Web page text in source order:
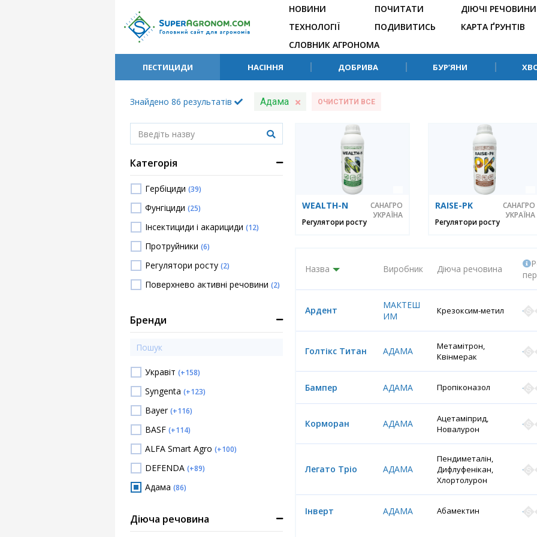
НОВИНИ
ТЕХНОЛОГІЇ
ПОЧИТАТИ
ПОДИВИТИСЬ
ДІЮЧІ РЕЧОВИНИ
КАРТА ҐРУНТІВ
СЛОВНИК АГРОНОМА
ПЕСТИЦИДИ НАСІННЯ ДОБРИВА БУР’ЯНИ
Знайдено 86 результатів Адама ОЧИСТИТИ ВСЕ
Категорія
Гербіциди (39)
Фунгіциди (25)
Інсектициди і акарициди (12)
Протруйники (6)
Регулятори росту (2)
Поверхнево активні речовини (2)
Бренди
Укравіт (+158)
Syngenta (+123)
Bayer(+116)
BASF (+114)
ALFA Smart Agro (+100)
DEFENDA (+89)
Адама (86)
Агросфера(+81)
Діюча речовина
WEALTH-N
САНАГРО
УКРАЇНА
Регулятори росту
RAISE-PK
САНАГРО
УКРАЇНА
Регулятори росту
Назва Виробник Діюча речовина
Ардент
МАКТЕШ
ИМ
Крезоксим-метил
Голтікс Титан АДАМА
Метамітрон,
Квінмерак
Бампер АДАМА Пропіконазол
Корморан АДАМА
Ацетаміприд,
Новалурон
Легато Тріо АДАМА
Пендиметалін,
Дифлуфенікан,
Хлортолурон
Інверт АДАМА Абамектин